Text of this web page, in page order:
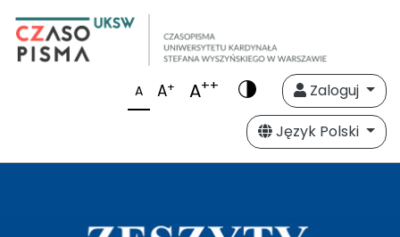
A A+ A++
Zaloguj
Język Polski